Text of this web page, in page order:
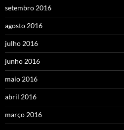
setembro 2016
agosto 2016
julho 2016
junho 2016
maio 2016
abril 2016
março 2016